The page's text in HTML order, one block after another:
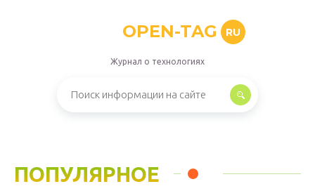
OPEN-TAG RU
Журнал о технологиях
ПОПУЛЯРНОЕ